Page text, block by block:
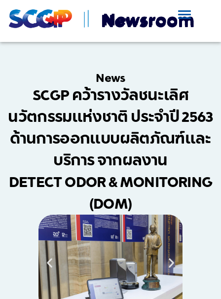
News
SCGP คว้ารางวัลชนะเลิศ
นวัตกรรมแห่งชาติ ประจำปี 2563
ด้านการออกแบบผลิตภัณฑ์และ
บริการ จากผลงาน
DETECT ODOR & MONITORING
(DOM)